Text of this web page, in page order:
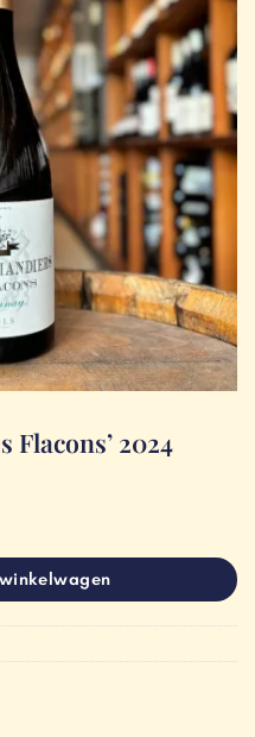
Flacons’ 2024
aantal